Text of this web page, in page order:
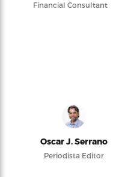
Financial Consultant
Oscar J. Serrano
Periodista Editor